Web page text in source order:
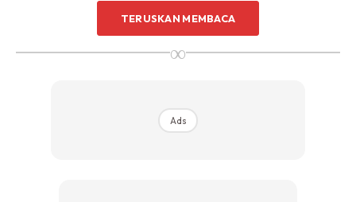
“Pelancong Malaysia
Menerusi rangkaian global
TERUSKAN MEMBACA
∞
Ads